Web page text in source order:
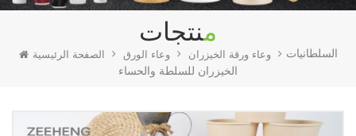
منتجات
الصفحة الرئيسية وعاء الورق وعاء ورقة الخيزران
السلطانيات
الخيزران للسلطة والحساء